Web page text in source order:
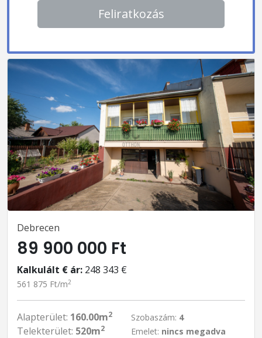
Feliratkozás
Debrecen
89 900 000 Ft
Kalkulált € ár: 248 343 €
561 875 Ft/m2
Alapterület: 160.00m2
Telekterület: 520m2
Szobaszám: 4
Emelet: nincs megadva